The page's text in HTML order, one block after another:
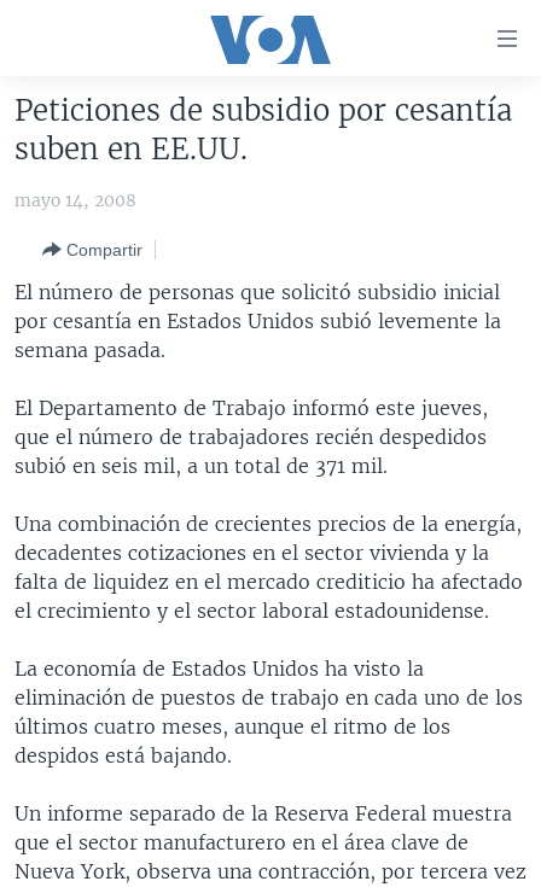
accesibilidad
principal
Salte
navegador
principal
Salte
búsqueda
AMÉRICA DEL NORTE
MÉXICO
HAITÍ
ELECCIONES EEUU
VOTO DIVIDIDO
VOA VERIFICA
VOA VERIFICA UCRANIA/RUSIA
VOA VERIFICA INMIGRACIÓN
VOA VERIFICA AMÉRICA LATINA
AMÉRICA LATINA
ARGENTINA
BOLIVIA
CHILE
PERÚ
ECUADOR
VENEZUELA
BRASIL
CHINA EN AMÉRICA LATINA
CENTROAMÉRICA
EL SALVADOR
GUATEMALA
HONDURAS
NICARAGUA
INMIGRACIÓN
LIBERTAD DE PRENSA
MUNDO
ECONOMÍA
ENTRETENIMIENTO Y CULTURA
DEPORTES
CIENCIA Y SALUD
ESPECIALES DE LA VOA
LIBERTAD DE PRENSA
UCRANIA
MULTIMEDIA
VIDEOS
AUDIOS
PROGRAMAS TV
FORO INTERAMERICANO
VISIÓN 360
PANORAMA
AVANCE INFORMATIVO
AUDIONOTICIAS
ESTADOS UNIDOS AL DÍA
EL MUNDO AL DÍA [RADIO]
DIRECT
DOCUMENTALES DE LA VOA
SÍGANOS
Peticiones de subsidio por cesantía
suben en EE.UU.
mayo 14, 2008
Compartir
El número de personas que solicitó subsidio inicial
por cesantía en Estados Unidos subió levemente la
semana pasada.
El Departamento de Trabajo informó este jueves,
que el número de trabajadores recién despedidos
subió en seis mil, a un total de 371 mil.
Una combinación de crecientes precios de la energía,
decadentes cotizaciones en el sector vivienda y la
falta de liquidez en el mercado crediticio ha afectado
el crecimiento y el sector laboral estadounidense.
La economía de Estados Unidos ha visto la
eliminación de puestos de trabajo en cada uno de los
últimos cuatro meses, aunque el ritmo de los
despidos está bajando.
Un informe separado de la Reserva Federal muestra
que el sector manufacturero en el área clave de
Nueva York, observa una contracción, por tercera vez